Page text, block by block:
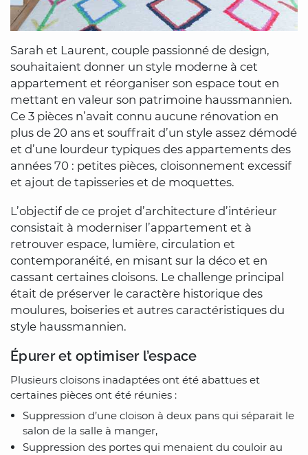
Sarah et Laurent, couple passionné de design,
souhaitaient donner un style moderne à cet
appartement et réorganiser son espace tout en
mettant en valeur son patrimoine haussmannien.
Ce 3 pièces n’avait connu aucune rénovation en
plus de 20 ans et souffrait d’un style assez démodé
et d’une lourdeur typiques des appartements des
années 70 : petites pièces, cloisonnement excessif
et ajout de tapisseries et de moquettes.
L’objectif de ce projet d’architecture d’intérieur
consistait à moderniser l’appartement et à
retrouver espace, lumière, circulation et
contemporanéité, en misant sur la déco et en
cassant certaines cloisons. Le challenge principal
était de préserver le caractère historique des
moulures, boiseries et autres caractéristiques du
style haussmannien.
Épurer et optimiser l’espace
Plusieurs cloisons inadaptées ont été abattues et
certaines pièces ont été réunies :
Suppression d’une cloison à deux pans qui séparait le
salon de la salle à manger,
Suppression des portes qui menaient du couloir au